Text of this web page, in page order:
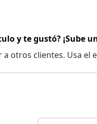
y te gustó? ¡Sube
otros clientes. Usa el